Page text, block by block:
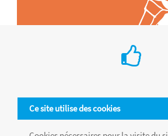
Ce site utilise des cookies